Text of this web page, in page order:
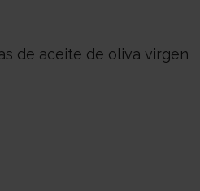
de aceite de oliva virgen